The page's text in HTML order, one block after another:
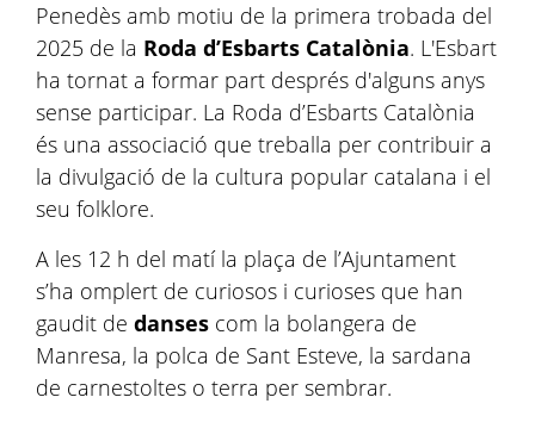
Penedès amb motiu de la primera trobada del
2025 de la Roda d’Esbarts Catalònia. L'Esbart
ha tornat a formar part després d'alguns anys
sense participar. La Roda d’Esbarts Catalònia
és una associació que treballa per contribuir a
la divulgació de la cultura popular catalana i el
seu folklore.
A les 12 h del matí la plaça de l’Ajuntament
s’ha omplert de curiosos i curioses que han
gaudit de danses com la bolangera de
Manresa, la polca de Sant Esteve, la sardana
de carnestoltes o terra per sembrar.